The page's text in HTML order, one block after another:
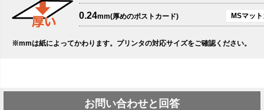
0.24mm(厚めのポストカード) MSマッ
※mmは紙によってかわります。プリンタの対応サイズをご確認ください。
お問い合わせと回答